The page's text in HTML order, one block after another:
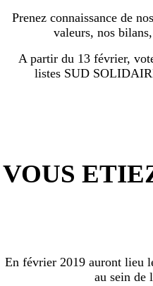
Prenez connaissance de
valeurs, nos
A partir du 13 février,
listes SUD
En février 2019 auront lieu
au sein de